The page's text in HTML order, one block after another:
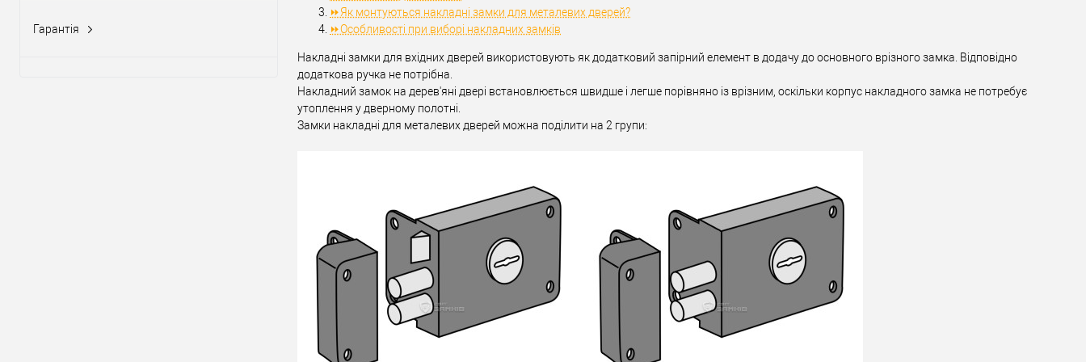
Гарантія
Тип товару
Накладний замок
Тип ключа
трубчастий
Матеріал дверей
дверей /для
дерев'яних дверей
Країна виробник
Польща
Тип товару
Накладний замок
Тип ключа
дверей /для
Країна виробник
Польща
⏩Як монтуються накладні замки для металевих дверей?
⏩Особливості при виборі накладних замків
Накладні замки для вхідних дверей використовують як додатковий запірний елемент в додачу до основного врізного замка. Відповідно
додаткова ручка не потрібна.
Накладний замок на дерев'яні двері встановлюється швидше і легше порівняно із врізним, оскільки корпус накладного замка не потребує
утоплення у дверному полотні.
Замки накладні для металевих дверей можна поділити на 2 групи: